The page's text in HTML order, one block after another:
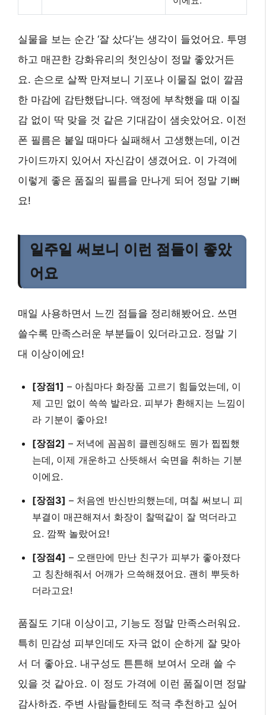
실물을 보는 순간 ‘잘 샀다’는 생각이 들었어요. 투명
하고 매끈한 강화유리의 첫인상이 정말 좋았거든
요. 손으로 살짝 만져보니 기포나 이물질 없이 깔끔
한 마감에 감탄했답니다. 액정에 부착했을 때 이질
감 없이 딱 맞을 것 같은 기대감이 샘솟았어요. 이전
폰 필름은 붙일 때마다 실패해서 고생했는데, 이건
가이드까지 있어서 자신감이 생겼어요. 이 가격에
이렇게 좋은 품질의 필름을 만나게 되어 정말 기뻐
요!
일주일 써보니 이런 점들이 좋았
어요
매일 사용하면서 느낀 점들을 정리해봤어요. 쓰면
쓸수록 만족스러운 부분들이 있더라고요. 정말 기
대 이상이에요!
[장점1] – 아침마다 화장품 고르기 힘들었는데, 이
제 고민 없이 쓱쓱 발라요. 피부가 환해지는 느낌이
라 기분이 좋아요!
[장점2] – 저녁에 꼼꼼히 클렌징해도 뭔가 찝찝했
는데, 이제 개운하고 산뜻해서 숙면을 취하는 기분
이에요.
[장점3] – 처음엔 반신반의했는데, 며칠 써보니 피
부결이 매끈해져서 화장이 찰떡같이 잘 먹더라고
요. 깜짝 놀랐어요!
[장점4] – 오랜만에 만난 친구가 피부가 좋아졌다
고 칭찬해줘서 어깨가 으쓱해졌어요. 괜히 뿌듯하
더라고요!
품질도 기대 이상이고, 기능도 정말 만족스러워요.
특히 민감성 피부인데도 자극 없이 순하게 잘 맞아
서 더 좋아요. 내구성도 튼튼해 보여서 오래 쓸 수
있을 것 같아요. 이 정도 가격에 이런 품질이면 정말
감사하죠. 주변 사람들한테도 적극 추천하고 싶어